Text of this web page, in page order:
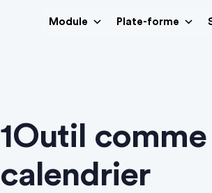
Module Plate-forme
1Outil
calendrier